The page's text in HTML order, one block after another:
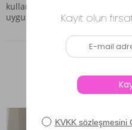
kullanımda rahatlık hem de
uygun bir seçenek olarak öne
Yeni